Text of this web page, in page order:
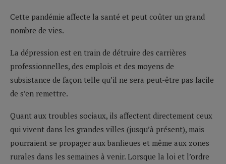
Cette pandémie affecte la santé et peut coûter un grand
nombre de vies.
La dépression est en train de détruire des carrières
professionnelles, des emplois et des moyens de
subsistance de façon telle qu’il ne sera peut-être pas facile
de s’en remettre.
Quant aux troubles sociaux, ils affectent directement ceux
qui vivent dans les grandes villes (jusqu’à présent), mais
pourraient se propager aux banlieues et même aux zones
rurales dans les semaines à venir. Lorsque la loi et l’ordre